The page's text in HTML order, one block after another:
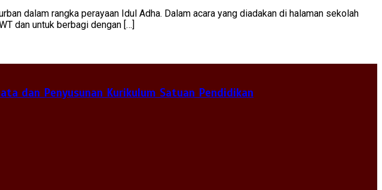
dalam rangka perayaan Idul Adha. Dalam acara yang diadakan di halaman sekolah
dan untuk berbagi dengan […]
dan Penyusunan Kurikulum Satuan Pendidikan